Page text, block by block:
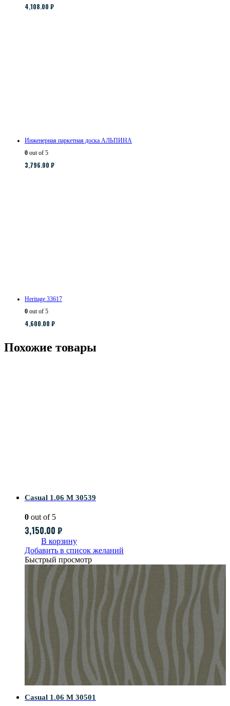
4,108.00 ₽
Инженерная паркетная доска АЛЬПИНА
0 out of 5
3,796.00 ₽
Heritage 33617
0 out of 5
4,600.00 ₽
Похожие товары
Casual 1.06 M 30539
0 out of 5
3,150.00 ₽
В корзину
Добавить в список желаний
Быстрый просмотр
Casual 1.06 M 30501